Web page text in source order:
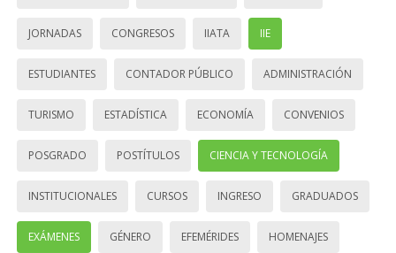
JORNADAS CONGRESOS IIATA IIE
ESTUDIANTES CONTADOR PÚBLICO ADMINISTRACIÓN
TURISMO ESTADÍSTICA ECONOMÍA CONVENIOS
POSGRADO POSTÍTULOS CIENCIA Y TECNOLOGÍA
INSTITUCIONALES CURSOS INGRESO GRADUADOS
EXÁMENES GÉNERO EFEMÉRIDES HOMENAJES